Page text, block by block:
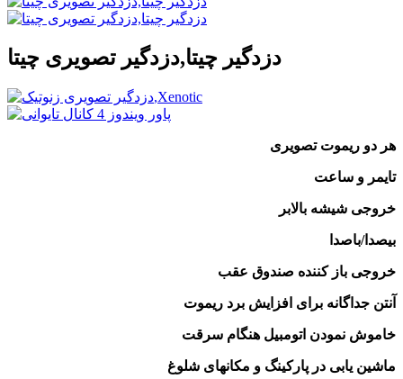
دزدگیر چیتا,دزدگیر تصویری چیتا
هر دو ریموت تصویری
تایمر و ساعت
خروجی شیشه بالابر
بیصدا/باصدا
خروجی باز کننده صندوق عقب
آنتن جداگانه برای افزایش برد ریموت
خاموش نمودن اتومبیل هنگام سرقت
ماشین یابی در پارکینگ و مکانهای شلوغ